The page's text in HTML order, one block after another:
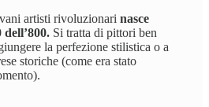
artisti rivoluzionari nasce
Si tratta di pittori ben
la perfezione stilistica o a
storiche (come era stato